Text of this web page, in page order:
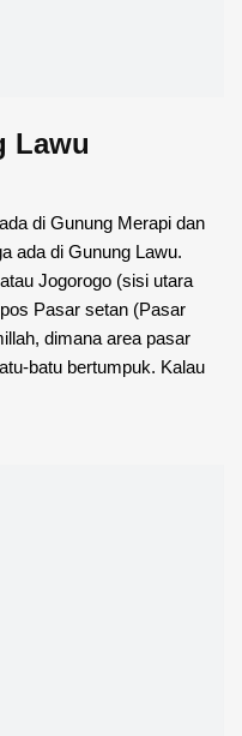
Lawu
di Gunung Merapi dan
ada di Gunung Lawu.
Jogorogo (sisi utara
Pasar setan (Pasar
dimana area pasar
batu bertumpuk. Kalau